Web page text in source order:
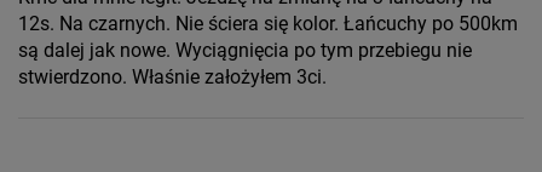
12s. Na czarnych. Nie ściera się kolor. Łańcuchy po 500km
są dalej jak nowe. Wyciągnięcia po tym przebiegu nie
stwierdzono. Właśnie założyłem 3ci.